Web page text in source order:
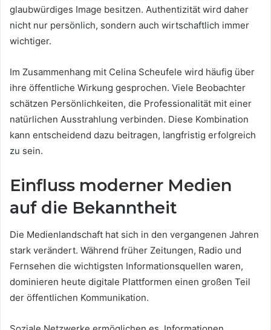
glaubwürdiges Image besitzen. Authentizität wird daher
nicht nur persönlich, sondern auch wirtschaftlich immer
wichtiger.
Im Zusammenhang mit Celina Scheufele wird häufig über
ihre öffentliche Wirkung gesprochen. Viele Beobachter
schätzen Persönlichkeiten, die Professionalität mit einer
natürlichen Ausstrahlung verbinden. Diese Kombination
kann entscheidend dazu beitragen, langfristig erfolgreich
zu sein.
Einfluss moderner Medien
auf die Bekanntheit
Die Medienlandschaft hat sich in den vergangenen Jahren
stark verändert. Während früher Zeitungen, Radio und
Fernsehen die wichtigsten Informationsquellen waren,
dominieren heute digitale Plattformen einen großen Teil
der öffentlichen Kommunikation.